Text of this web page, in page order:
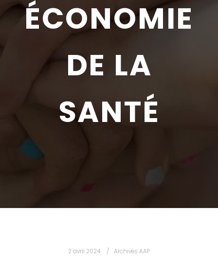
ÉCONOMIE
DE LA
SANTÉ
2 avril 2024 Archives AAP